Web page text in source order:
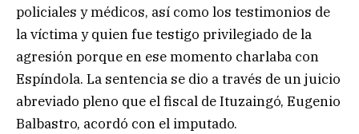
policiales y médicos, así como los testimonios de
la víctima y quien fue testigo privilegiado de la
agresión porque en ese momento charlaba con
Espíndola. La sentencia se dio a través de un juicio
abreviado pleno que el fiscal de Ituzaingó, Eugenio
Balbastro, acordó con el imputado.